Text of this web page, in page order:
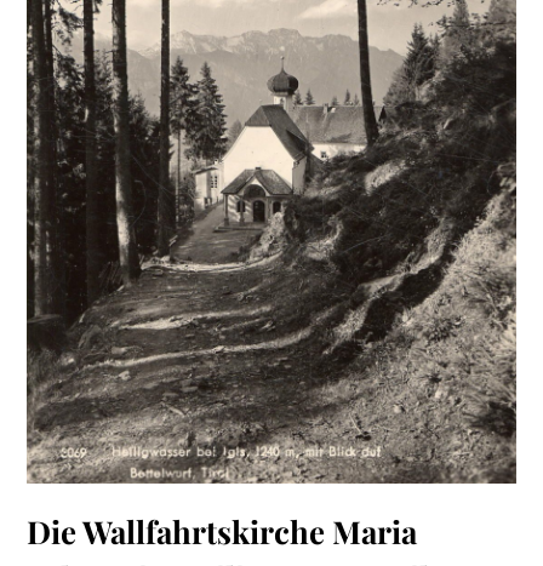
Die Wallfahrtskirche Maria